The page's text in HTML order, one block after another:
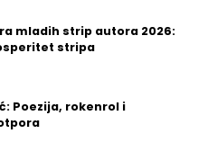
mladih strip autora 2026:
stripa
Poezija, rokenrol i